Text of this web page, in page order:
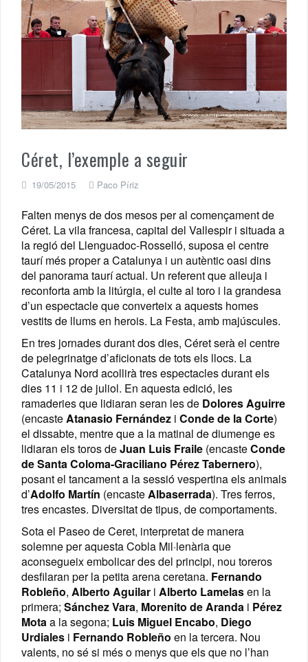
Céret, l’exemple a seguir
19/05/2015 Paco Píriz
Falten menys de dos mesos per al començament de
Céret. La vila francesa, capital del Vallespir i situada a
la regió del Llenguadoc-Rosselló, suposa el centre
taurí més proper a Catalunya i un autèntic oasi dins
del panorama taurí actual. Un referent que alleuja i
reconforta amb la litúrgia, el culte al toro i la grandesa
d’un espectacle que converteix a aquests homes
vestits de llums en herois. La Festa, amb majúscules.
En tres jornades durant dos dies, Céret serà el centre
de pelegrinatge d’aficionats de tots els llocs. La
Catalunya Nord acollirà tres espectacles durant els
dies 11 i 12 de juliol. En aquesta edició, les
ramaderies que lidiaran seran les de Dolores Aguirre
(encasteAtanasio Fernández i Conde de la Corte)
el dissabte, mentre que a la matinal de diumenge es
lidiaran els toros deJuan Luis Fraile (encasteConde
de Santa Coloma-Graciliano Pérez Tabernero),
posant el tancament a la sessió vespertina els animals
d’Adolfo Martín (encasteAlbaserrada). Tres ferros,
tres encastes. Diversitat de tipus, de comportaments.
Sota el Paseo de Ceret, interpretat de manera
solemne per aquesta Cobla Mil·lenària que
aconsegueix embolicar des del principi, nou toreros
desfilaran per la petita arena ceretana. Fernando
Robleño, Alberto Aguilar i Alberto Lamelasen la
primera; Sánchez Vara, Morenito de Aranda i Pérez
Motaa la segona; Luis Miguel Encabo, Diego
Urdiales i Fernando Robleño en la tercera. Nou
valents, no sé si més o menys que els que no l’han